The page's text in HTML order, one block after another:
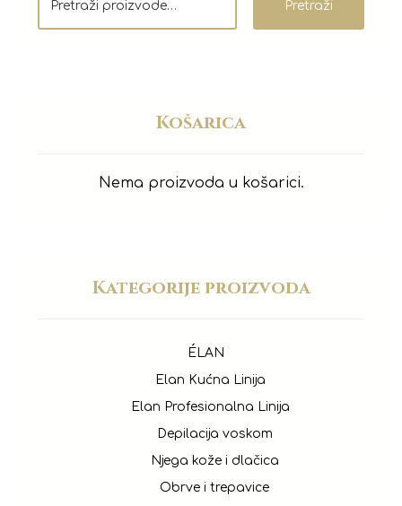
Pretraži
Košarica
Nema proizvoda u košarici.
Kategorije proizvoda
ÉLAN
Elan Kućna Linija
Elan Profesionalna Linija
Depilacija voskom
Njega kože i dlačica
Obrve i trepavice